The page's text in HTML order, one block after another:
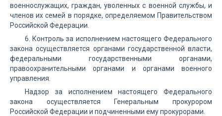
военнослужащих, граждан, уволенных с военной службы, и
членов их семей в порядке, определяемом Правительством
Российской Федерации.
6. Контроль за исполнением настоящего Федерального
закона осуществляется органами государственной власти,
федеральными государственными органами,
правоохранительными органами и органами военного
управления.
Надзор за исполнением настоящего Федерального
закона осуществляется Генеральным прокурором
Российской Федерации и подчиненными ему прокурорами.